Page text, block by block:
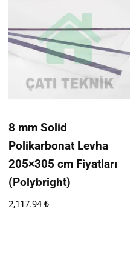
8 mm Solid
Polikarbonat Levha
205×305 cm Fiyatları
(Polybright)
2,117.94₺